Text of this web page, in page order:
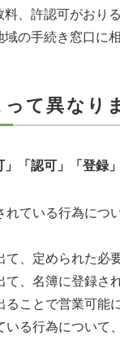
、許認可がおり
の手続き窓口に
て異なり
」「認可」「登録
れている行為につ
、定められた必
、名簿に登録さ
ことで営業可能
いる行為について